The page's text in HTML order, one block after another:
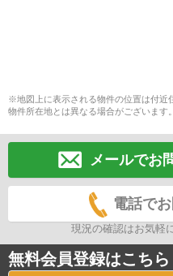
※地図上に表示される物件の位置は付近
物件所在地とは異なる場合がございます。
メールでお
電話で
現況の確認はお気軽
無料会員登録はこちら